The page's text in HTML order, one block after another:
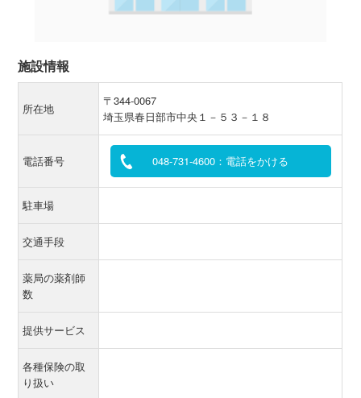
施設情報
所在地
〒344-0067
埼玉県春日部市中央１－５３－１８
電話番号 048-731-4600：電話をかける
駐車場
交通手段
薬局の薬剤師
数
提供サービス
各種保険の取
り扱い